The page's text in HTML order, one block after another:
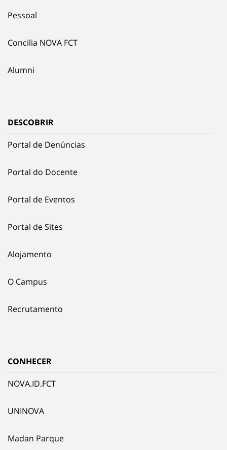
Pessoal
Concilia NOVA FCT
Alumni
DESCOBRIR
Portal de Denúncias
Portal do Docente
Portal de Eventos
Portal de Sites
Alojamento
O Campus
Recrutamento
CONHECER
NOVA.ID.FCT
UNINOVA
Madan Parque